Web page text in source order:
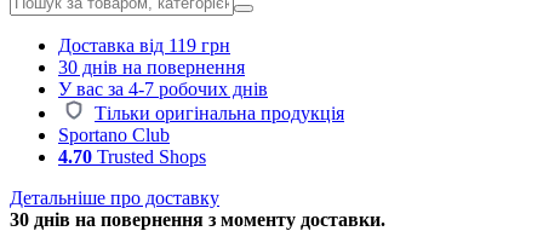
Доставка від 119 грн
30 днів на повернення
У вас за 4-7 робочих днів
Тільки оригінальна продукція
Sportano Club
4.70 Trusted Shops
Детальніше про доставку
30 днів на повернення з моменту доставки.